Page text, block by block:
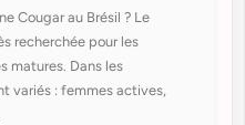
Cougar au Brésil ? Le
recherchée pour les
matures. Dans les
variés : femmes actives,